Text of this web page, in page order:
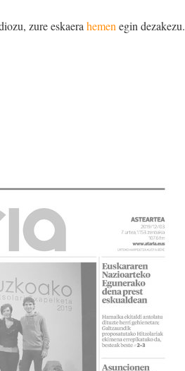
zure eskaera hemen egin dezakezu.